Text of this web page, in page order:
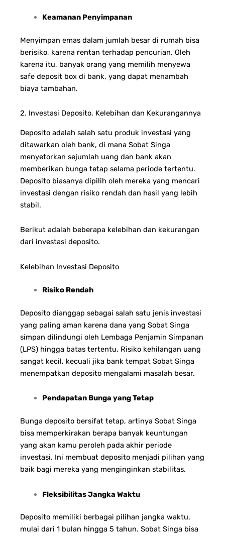
Keamanan Penyimpanan
Menyimpan emas dalam jumlah besar di rumah bisa
berisiko, karena rentan terhadap pencurian. Oleh
karena itu, banyak orang yang memilih menyewa
safe deposit box di bank, yang dapat menambah
biaya tambahan.
2. Investasi Deposito, Kelebihan dan Kekurangannya
Deposito adalah salah satu produk investasi yang
ditawarkan oleh bank, di mana Sobat Singa
menyetorkan sejumlah uang dan bank akan
memberikan bunga tetap selama periode tertentu.
Deposito biasanya dipilih oleh mereka yang mencari
investasi dengan risiko rendah dan hasil yang lebih
stabil.
Berikut adalah beberapa kelebihan dan kekurangan
dari investasi deposito.
Kelebihan Investasi Deposito
Risiko Rendah
Deposito dianggap sebagai salah satu jenis investasi
yang paling aman karena dana yang Sobat Singa
simpan dilindungi oleh Lembaga Penjamin Simpanan
(LPS) hingga batas tertentu. Risiko kehilangan uang
sangat kecil, kecuali jika bank tempat Sobat Singa
menempatkan deposito mengalami masalah besar.
Pendapatan Bunga yang Tetap
Bunga deposito bersifat tetap, artinya Sobat Singa
bisa memperkirakan berapa banyak keuntungan
yang akan kamu peroleh pada akhir periode
investasi. Ini membuat deposito menjadi pilihan yang
baik bagi mereka yang menginginkan stabilitas.
Fleksibilitas Jangka Waktu
Deposito memiliki berbagai pilihan jangka waktu,
mulai dari 1 bulan hingga 5 tahun. Sobat Singa bisa